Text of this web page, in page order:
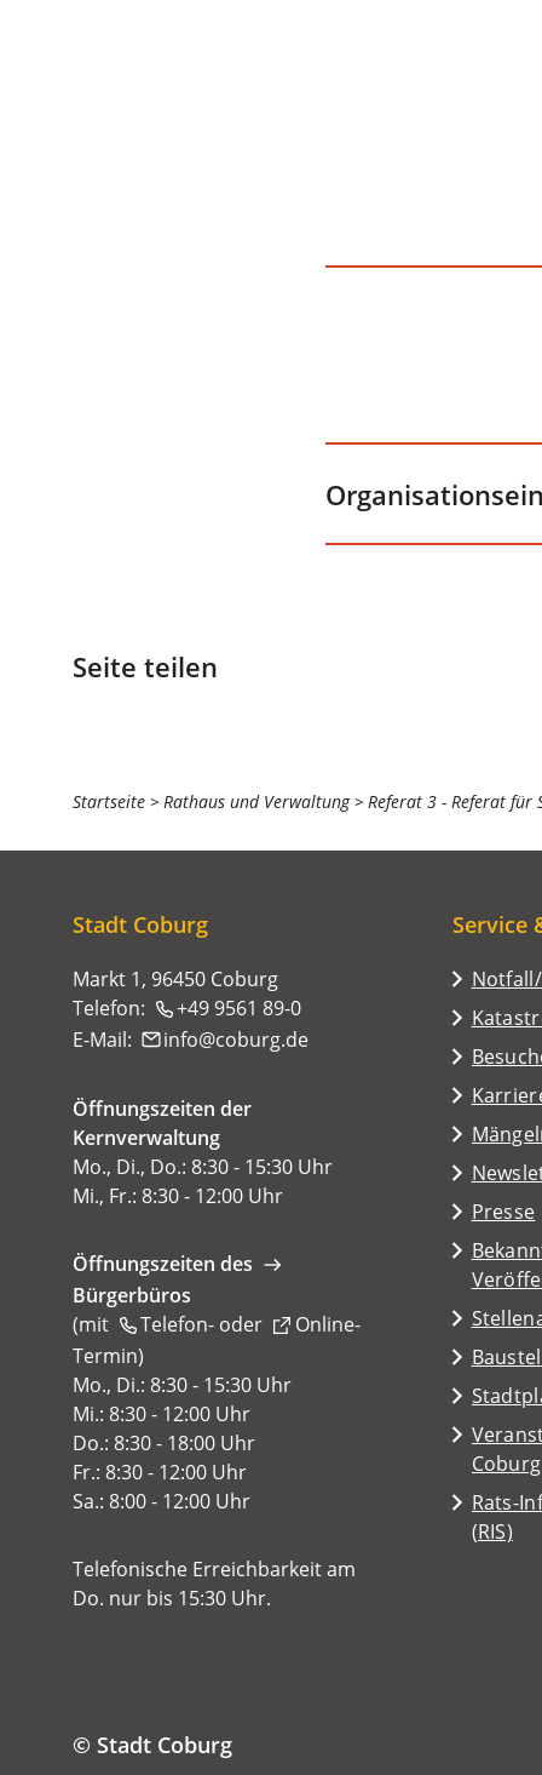
Seite teilen
Sie
befinden
hier:
Startseite Rathaus und Verwaltung Referat 3 - Referat für
Stadt Coburg
Markt 1, 96450 Coburg
Telefon:
+49 9561 89-0
E-Mail:
info coburg de
Öffnungszeiten der
Kernverwaltung
Mo., Di., Do.: 8:30 - 15:30 Uhr
Mi., Fr.: 8:30 - 12:00 Uhr
Öffnungszeiten des
Bürgerbüros
(mit
Telefon- oder
Online-
Termin
(Öffnet
in
einem
neuen
Tab)
)
Mo., Di.: 8:30 - 15:30 Uhr
Mi.: 8:30 - 12:00 Uhr
Do.: 8:30 - 18:00 Uhr
Fr.: 8:30 - 12:00 Uhr
Sa.: 8:00 - 12:00 Uhr
Telefonische Erreichbarkeit am
Do. nur bis 15:30 Uhr.
Service
(Öffnet
in
neuen
Tab)
(Öffnet
in
neuen
Tab)
Presse
(Öffnet
in
einem
Tab)
Coburg
(Öffnet
in
einem
neuen
Rats-
(RIS)
(Öffnet
© Stadt Coburg